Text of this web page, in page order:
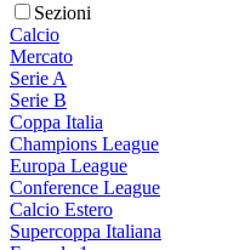
Sezioni
Calcio
Mercato
Serie A
Serie B
Coppa Italia
Champions League
Europa League
Conference League
Calcio Estero
Supercoppa Italiana